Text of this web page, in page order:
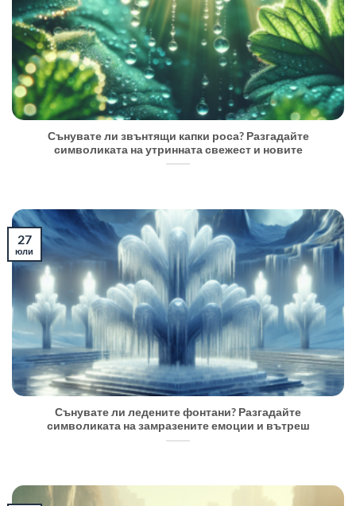
Сънувате ли звънтящи капки роса? Разгадайте
символиката на утринната свежест и новите
Сънувате ли ледените фонтани? Разгадайте
символиката на замразените емоции и вътреш
27
юли